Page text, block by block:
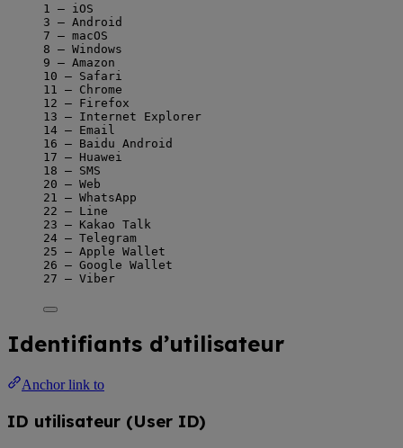
1 – iOS
3 – Android
7 – macOS
8 – Windows
9 – Amazon
10 – Safari
11 – Chrome
12 – Firefox
13 – Internet Explorer
14 – Email
16 – Baidu Android
17 – Huawei
18 – SMS
20 – Web
21 – WhatsApp
22 – Line
23 – Kakao Talk
24 – Telegram
25 – Apple Wallet
26 – Google Wallet
27 – Viber
Identifiants d’utilisateur
Anchor link to
ID utilisateur (User ID)